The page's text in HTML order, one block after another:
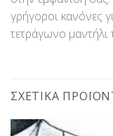
γρήγοροι κανόνες
τετράγωνο μαντήλι
ΣΧΕΤΙΚΆ